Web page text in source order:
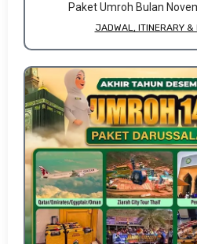
Paket Umroh Bulan
JADWAL, ITINERARY &